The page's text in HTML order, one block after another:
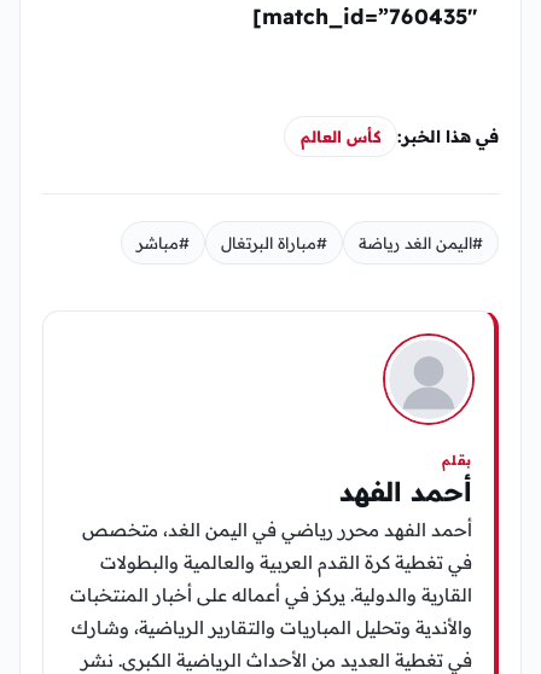
match_id=”760435″]
في هذا الخبر: كأس العالم
#اليمن الغد رياضة #مباراة البرتغال #مباشر
بقلم
أحمد الفهد
أحمد الفهد محرر رياضي في اليمن الغد، متخصص
في تغطية كرة القدم العربية والعالمية والبطولات
القارية والدولية. يركز في أعماله على أخبار المنتخبات
والأندية وتحليل المباريات والتقارير الرياضية، وشارك
في تغطية العديد من الأحداث الرياضية الكبرى. نشر